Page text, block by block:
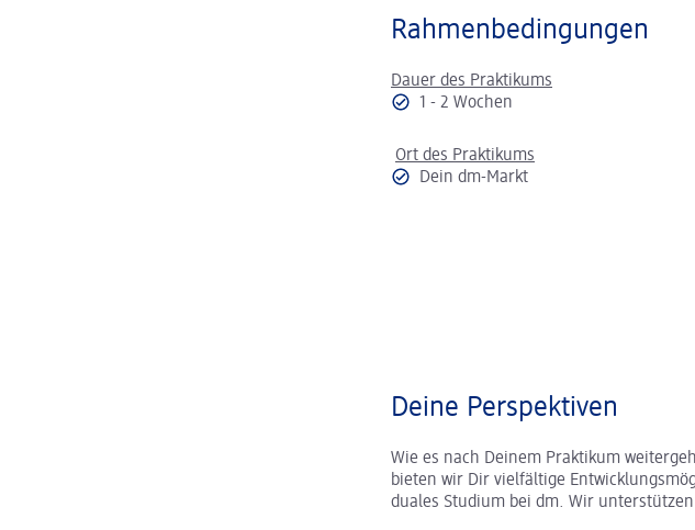
Rahmenbedingungen
Dauer des Praktikums
1 - 2 Wochen
Ort des Praktikums
Dein dm-Markt
Deine Perspektiven
Wie es nach Deinem Praktikum
bieten wir Dir vielfältige
duales Studium bei dm. Wir